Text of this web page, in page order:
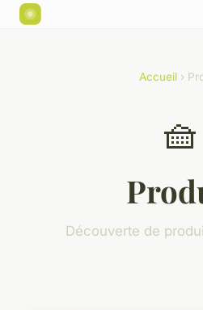
Accueil›
🧺
Découverte de